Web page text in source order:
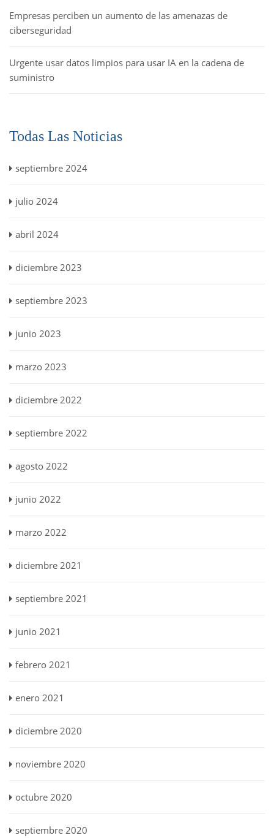
Empresas perciben un aumento de las amenazas de
ciberseguridad
Urgente usar datos limpios para usar IA en la cadena de
suministro
Todas Las Noticias
septiembre 2024
julio 2024
abril 2024
diciembre 2023
septiembre 2023
junio 2023
marzo 2023
diciembre 2022
septiembre 2022
agosto 2022
junio 2022
marzo 2022
diciembre 2021
septiembre 2021
junio 2021
febrero 2021
enero 2021
diciembre 2020
noviembre 2020
octubre 2020
septiembre 2020